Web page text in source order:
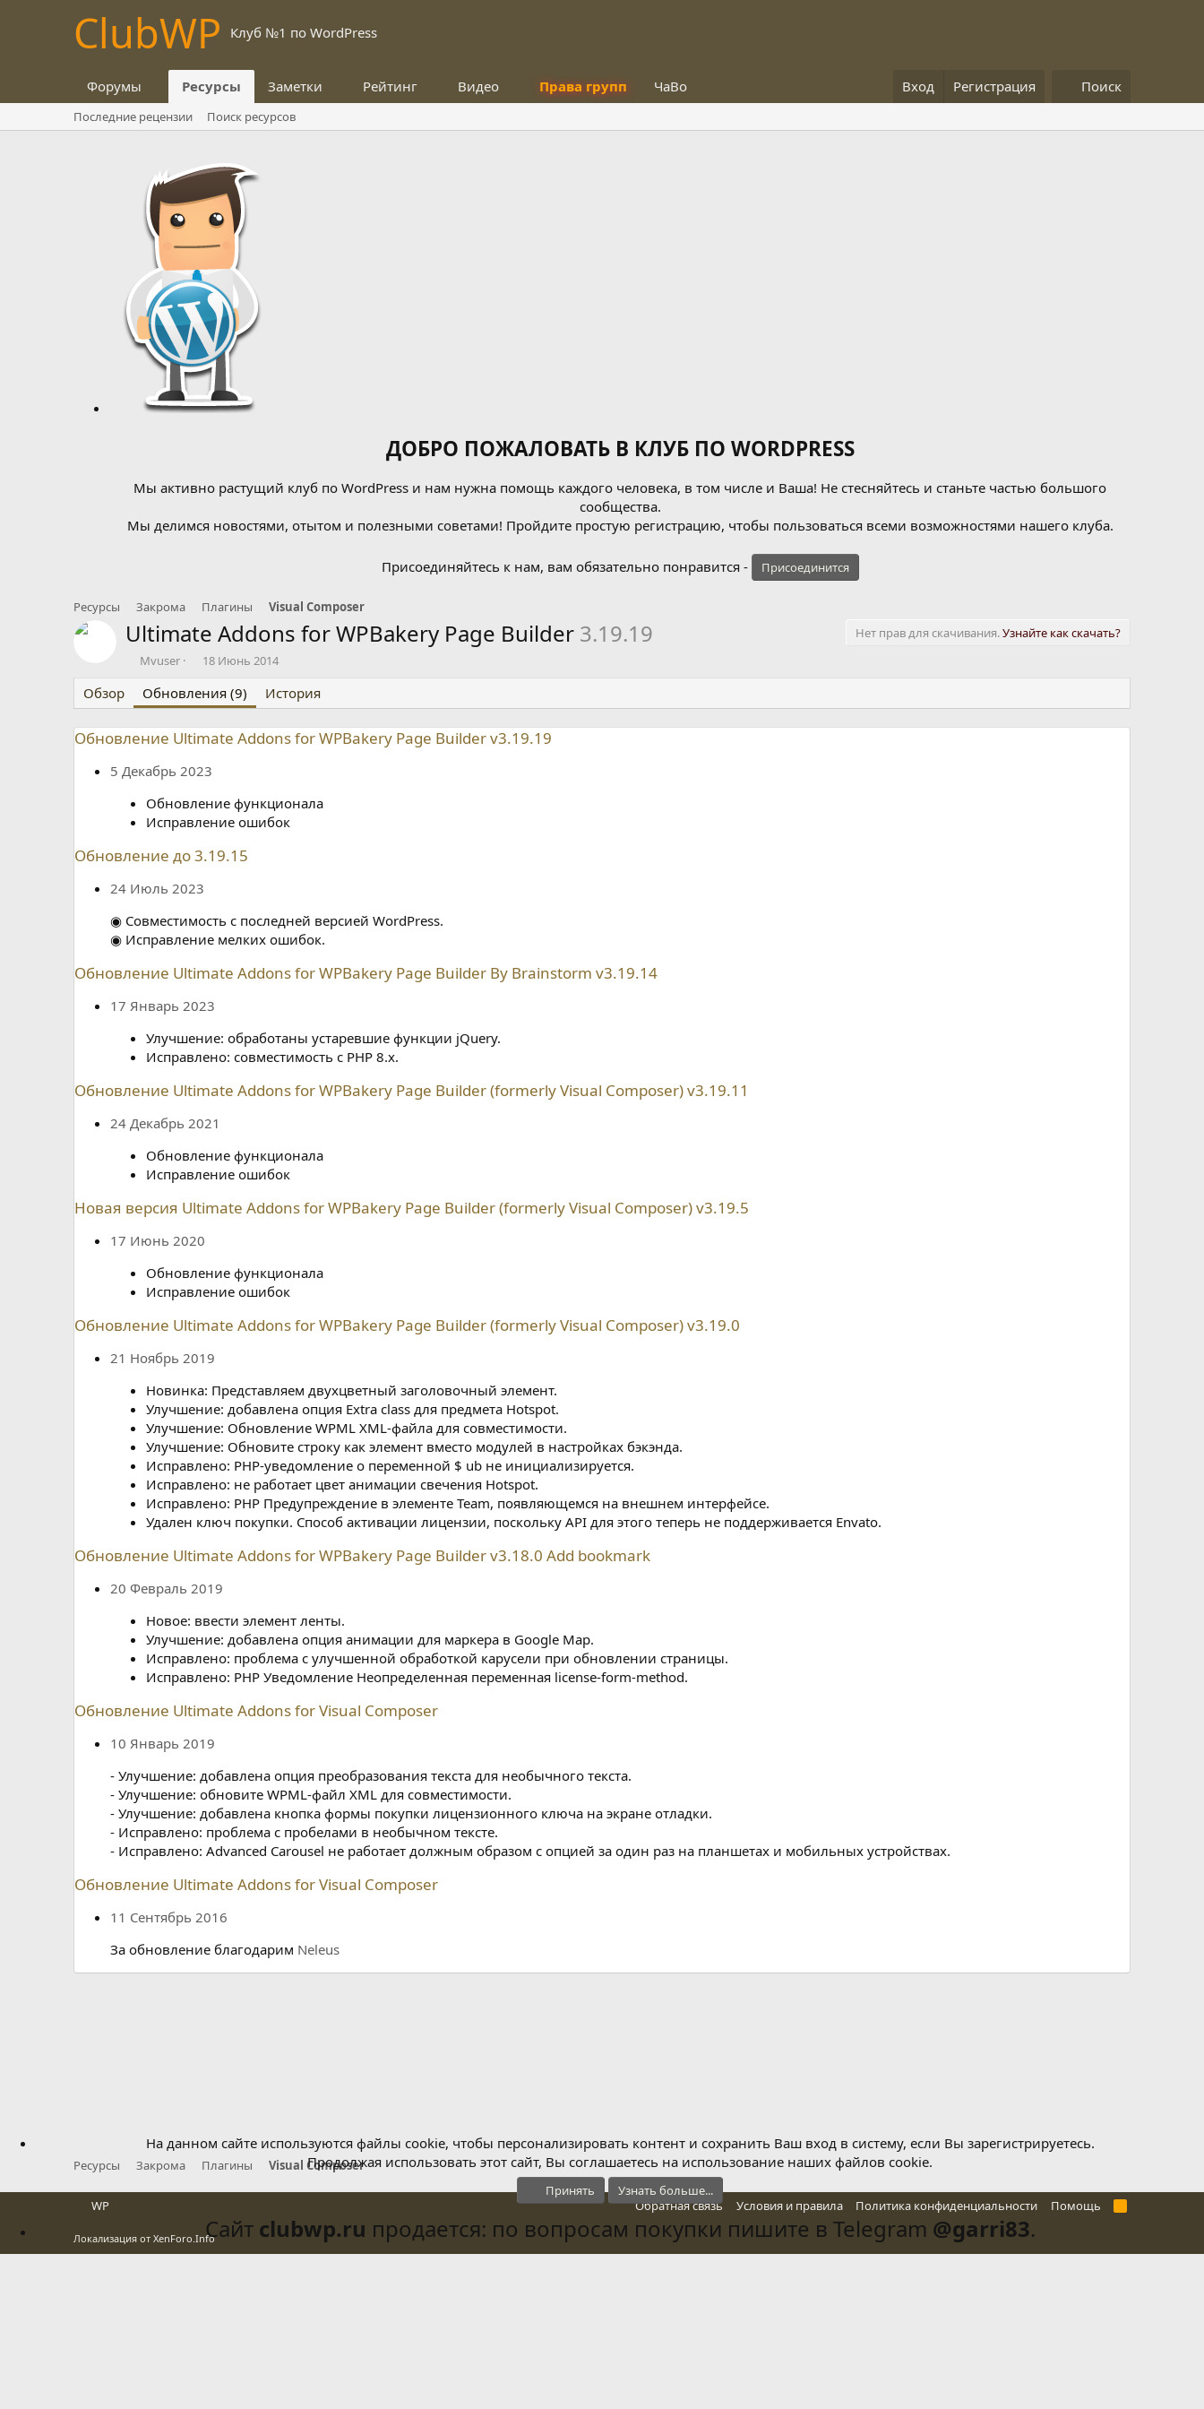
ClubWP Клуб №1 по WordPress
Форумы Ресурсы Заметки Рейтинг Видео Права групп ЧаВо Вход Регистрация Поиск
Последние рецензии Поиск ресурсов
ДОБРО ПОЖАЛОВАТЬ В КЛУБ ПО WORDPRESS
Мы активно растущий клуб по WordPress и нам нужна помощь каждого человека, в том числе и Ваша! Не стесняйтесь и станьте частью большого
сообщества.
Мы делимся новостями, отытом и полезными советами! Пройдите простую регистрацию, чтобы пользоваться всеми возможностями нашего клуба.
Присоединяйтесь к нам, вам обязательно понравится - Присоединится
Ресурсы Закрома Плагины Visual Composer
Ultimate Addons for WPBakery Page Builder 3.19.19 Нет прав для скачивания.Узнайте как скачать?
А
т
о
р
Mvuser
Д
т
а
с
о
д
н
и
18 Июнь 2014
Обзор Обновления (9) История
Обновление Ultimate Addons for WPBakery Page Builder v3.19.19
5 Декабрь 2023
Обновление функционала
Исправление ошибок
Обновление до 3.19.15
24 Июль 2023
◉ Совместимость с последней версией WordPress.
◉ Исправление мелких ошибок.
Обновление Ultimate Addons for WPBakery Page Builder By Brainstorm v3.19.14
17 Январь 2023
Улучшение: обработаны устаревшие функции jQuery.
Исправлено: совместимость с PHP 8.x.
Обновление Ultimate Addons for WPBakery Page Builder (formerly Visual Composer) v3.19.11
24 Декабрь 2021
Обновление функционала
Исправление ошибок
Новая версия Ultimate Addons for WPBakery Page Builder (formerly Visual Composer) v3.19.5
17 Июнь 2020
Обновление функционала
Исправление ошибок
Обновление Ultimate Addons for WPBakery Page Builder (formerly Visual Composer) v3.19.0
21 Ноябрь 2019
Новинка: Представляем двухцветный заголовочный элемент.
Улучшение: добавлена опция Extra class для предмета Hotspot.
Улучшение: Обновление WPML XML-файла для совместимости.
Улучшение: Обновите строку как элемент вместо модулей в настройках бэкэнда.
Исправлено: PHP-уведомление о переменной $ ub не инициализируется.
Исправлено: не работает цвет анимации свечения Hotspot.
Исправлено: PHP Предупреждение в элементе Team, появляющемся на внешнем интерфейсе.
Удален ключ покупки. Способ активации лицензии, поскольку API для этого теперь не поддерживается Envato.
Обновление Ultimate Addons for WPBakery Page Builder v3.18.0 Add bookmark
20 Февраль 2019
Новое: ввести элемент ленты.
Улучшение: добавлена опция анимации для маркера в Google Map.
Исправлено: проблема с улучшенной обработкой карусели при обновлении страницы.
Исправлено: PHP Уведомление Неопределенная переменная license-form-method.
Обновление Ultimate Addons for Visual Composer
10 Январь 2019
- Улучшение: добавлена опция преобразования текста для необычного текста.
- Улучшение: обновите WPML-файл XML для совместимости.
- Улучшение: добавлена кнопка формы покупки лицензионного ключа на экране отладки.
- Исправлено: проблема с пробелами в необычном тексте.
- Исправлено: Advanced Carousel не работает должным образом с опцией за один раз на планшетах и мобильных устройствах.
Обновление Ultimate Addons for Visual Composer
11 Сентябрь 2016
За обновление благодарим Neleus
Ресурсы Закрома Плагины Visual Composer
WP Обратная связь Условия и правила Политика конфиденциальности Помощь
R
Локализация от XenForo.Info
На данном сайте используются файлы cookie, чтобы персонализировать контент и сохранить Ваш вход в систему, если Вы зарегистрируетесь.
Продолжая использовать этот сайт, Вы соглашаетесь на использование наших файлов cookie.
Принять Узнать больше...
Сайт clubwp.ru продается: по вопросам покупки пишите в Telegram @garri83.